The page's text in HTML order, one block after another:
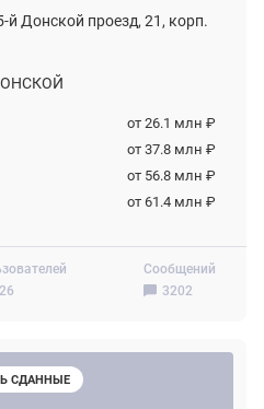
Сообщений
3202
й Донской проезд, 21, корп.
от 26.1 млн ₽
от 37.8 млн ₽
от 56.8 млн ₽
от 61.4 млн ₽
СДАННЫЕ